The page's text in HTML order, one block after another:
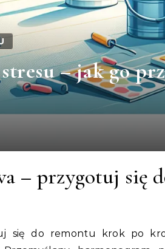
– jak go
– przygotuj się
się do remontu krok po